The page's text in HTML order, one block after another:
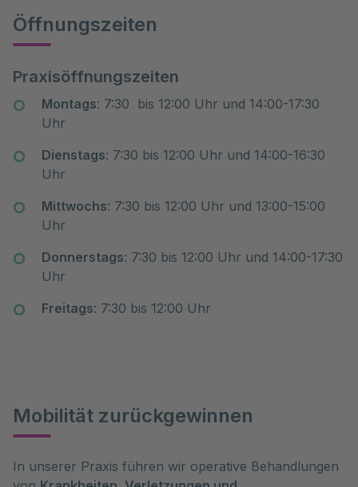
Öffnungszeiten
Praxisöffnungszeiten
Montags: 7:30 bis 12:00 Uhr und 14:00-17:30
Uhr
Dienstags: 7:30 bis 12:00 Uhr und 14:00-16:30
Uhr
Mittwochs: 7:30 bis 12:00 Uhr und 13:00-15:00
Uhr
Donnerstags: 7:30 bis 12:00 Uhr und 14:00-17:30
Uhr
Freitags: 7:30 bis 12:00 Uhr
Mobilität zurückgewinnen
In unserer Praxis führen wir operative Behandlungen